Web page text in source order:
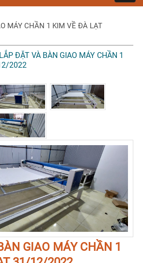
MÁY CHẦN 1 KIM VỀ ĐÀ LẠT
LẮP ĐẶT VÀ BÀN GIAO MÁY CHẦN 1
2022
GIAO MÁY CHẦN 1